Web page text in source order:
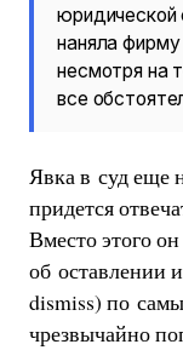
юридической
наняла
несмотря на
все
Явка в суд еще
придется
Вместо этого
об оставлении
dismiss) по
чрезвычайно